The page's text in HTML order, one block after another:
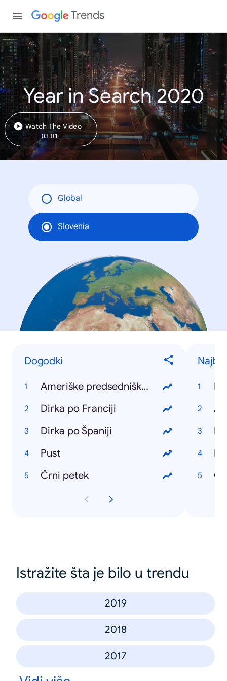
Trends
Year in Search 2020
Watch The Video
03:01
Global
Slovenia
Dogodki
Ameriške predsedniške volitve
Dirka po Franciji
Dirka po Španiji
Pust
Črni petek
Istražite šta je bilo u trendu
2019
2018
2017